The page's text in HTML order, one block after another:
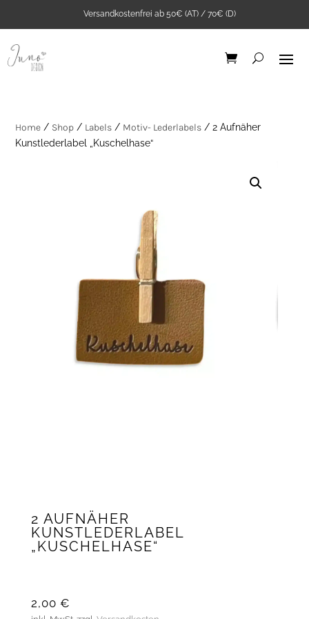
Versandkostenfrei ab 50€ (AT) / 70€ (D)
Home / Shop / Labels / Motiv- Lederlabels / 2 Aufnäher
Kunstlederlabel „Kuschelhase“
2 AUFNÄHER
KUNSTLEDERLABEL
„KUSCHELHASE“
2,00 €